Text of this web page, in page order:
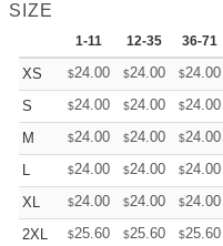
SIZE
1-11 12-35 36-71
XS $24.00 $24.00 $24.00
S
$24.00 $24.00 $24.00
M
$24.00 $24.00 $24.00
L
$24.00 $24.00 $24.00
XL
$24.00 $24.00 $24.00
2XL
$25.60 $25.60 $25.60